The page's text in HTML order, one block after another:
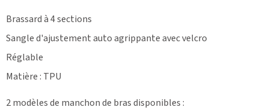
Brassard à 4 sections
Sangle d'ajustement auto agrippante avec velcro
Réglable
Matière : TPU
2 modèles de manchon de bras disponibles :